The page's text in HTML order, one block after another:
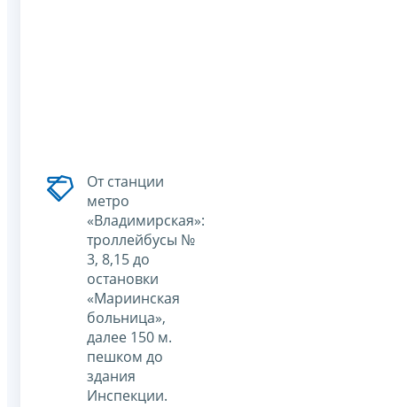
От станции
метро
«Владимирская»:
троллейбусы №
3, 8,15 до
остановки
«Мариинская
больница»,
далее 150 м.
пешком до
здания
Инспекции.